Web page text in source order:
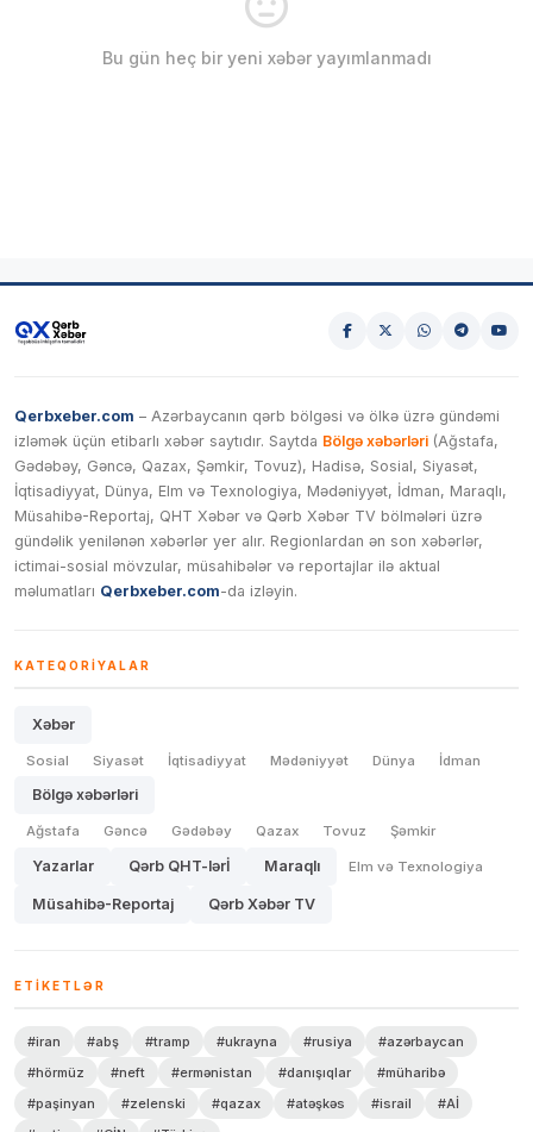
Bu gün heç bir yeni xəbər yayımlanmadı
Qerbxeber.com – Azərbaycanın qərb bölgəsi və ölkə üzrə gündəmi
izləmək üçün etibarlı xəbər saytıdır. Saytda Bölgə xəbərləri (Ağstafa,
Gədəbəy, Gəncə, Qazax, Şəmkir, Tovuz), Hadisə, Sosial, Siyasət,
İqtisadiyyat, Dünya, Elm və Texnologiya, Mədəniyyət, İdman, Maraqlı,
Müsahibə-Reportaj, QHT Xəbər və Qərb Xəbər TV bölmələri üzrə
gündəlik yenilənən xəbərlər yer alır. Regionlardan ən son xəbərlər,
ictimai-sosial mövzular, müsahibələr və reportajlar ilə aktual
məlumatları Qerbxeber.com-da izləyin.
KATEQORIYALAR
Xəbər
Sosial Siyasət İqtisadiyyat Mədəniyyət Dünya İdman
Bölgə xəbərləri
Ağstafa Gəncə Gədəbəy Qazax Tovuz Şəmkir
Yazarlar Qərb QHT-lərİ Maraqlı Elm və Texnologiya
Müsahibə-Reportaj Qərb Xəbər TV
ETIKETLƏR
#iran #abş #tramp #ukrayna #rusiya
#azərbaycan
#hörmüz
#neft #ermənistan #danışıqlar
#müharibə
#paşinyan
#zelenski #qazax #atəşkəs #israil
#Aİ